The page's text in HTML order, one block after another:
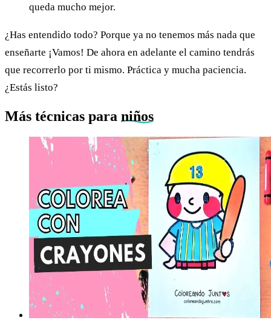
queda mucho mejor.
¿Has entendido todo? Porque ya no tenemos más nada que
enseñarte ¡Vamos! De ahora en adelante el camino tendrás
que recorrerlo por ti mismo. Práctica y mucha paciencia.
¿Estás listo?
Más técnicas para niños